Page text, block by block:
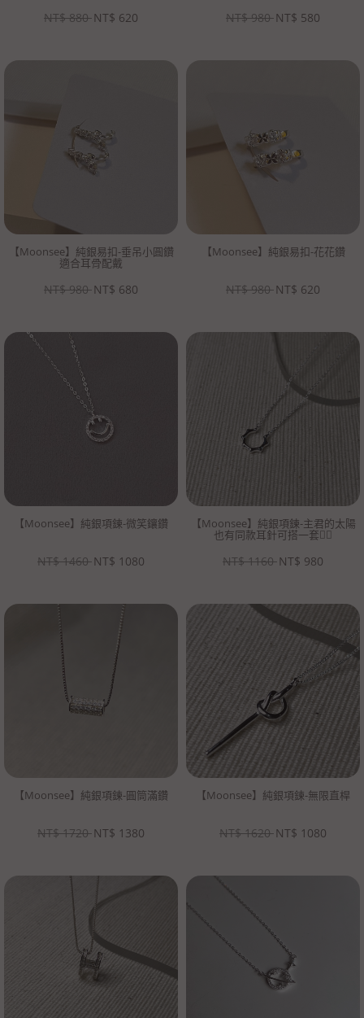
NT$ 880 NT$ 620 NT$ 980 NT$ 580
【Moonsee】純銀易扣-垂吊小圓鑽
適合耳骨配戴
NT$ 980 NT$ 680
【Moonsee】純銀易扣-花花鑽
NT$ 980 NT$ 620
【Moonsee】純銀項鍊-微笑鑲鑽
NT$ 1460 NT$ 1080
【Moonsee】純銀項鍊-主君的太陽
也有同款耳針可搭一套👍🏻
NT$ 1160 NT$ 980
【Moonsee】純銀項鍊-圓筒滿鑽
NT$ 1720 NT$ 1380
【Moonsee】純銀項鍊-無限直桿
NT$ 1620 NT$ 1080